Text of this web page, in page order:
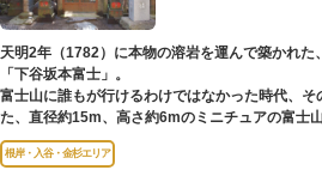
天明2年（1782）に本物の溶岩を運んで築かれた
「下谷坂本富士」。
富士山に誰もが行けるわけではなかった時代、
た、直径約15m、高さ約6mのミニチュアの富士
あります。
一合目から順に十合目まで記されており、南無妙
根岸・入谷・金杉エリア